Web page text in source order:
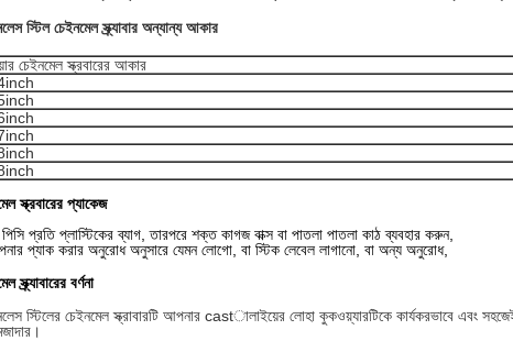
স্টিল চেইনমেল স্ক্র্যাবার অন্যান্য আকার
চেইনমেল স্ক্রবারের আকার
স্ক্রবারের প্যাকেজ
প্রতি প্লাস্টিকের ব্যাগ, তারপরে শক্ত কাগজ বাক্স বা পাতলা পাতলা কাঠ ব্যবহার করুন,
প্যাক করার অনুরোধ অনুসারে যেমন লোগো, বা স্টিক লেবেল লাগানো, বা অন্য অনুরোধ,
স্ক্র্যাবারের বর্ণনা
স্টিলের চেইনমেল স্ক্রাবারটি আপনার castালাইয়ের লোহা কুকওয়্যারটিকে কার্যকরভাবে এবং